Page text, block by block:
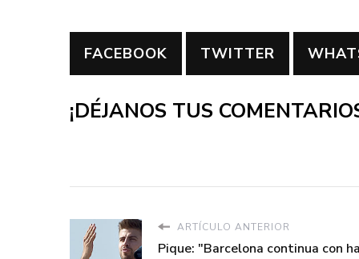
FACEBOOK TWITTER
¡DÉJANOS TUS
ARTÍCULO ANTERIOR
Pique: "Barcelona continua con